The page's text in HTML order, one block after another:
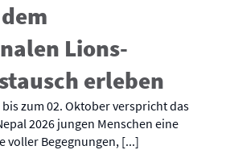
Lions-
erleben
zum 02. Oktober verspricht das
2026 jungen Menschen eine
voller Begegnungen, [...]